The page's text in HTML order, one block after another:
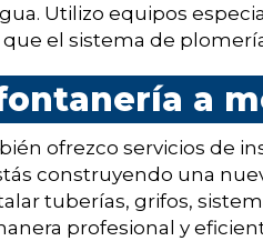
Utilizo equipos
el sistema de
a
ofrezco servicios de
construyendo una
tuberías, grifos,
profesional y